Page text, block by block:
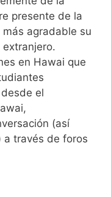
presente de la
agradable su
en Hawai que
el
(así
a través de foros